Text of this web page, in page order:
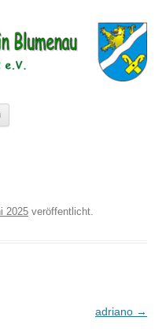
von 1952
2025 veröffentlicht.
adriano →